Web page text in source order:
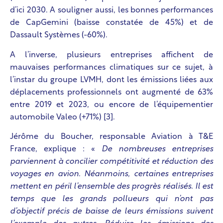
d’ici 2030. A souligner aussi, les bonnes performances
de CapGemini (baisse constatée de 45%) et de
Dassault Systèmes (-60%).
A l’inverse, plusieurs entreprises affichent de
mauvaises performances climatiques sur ce sujet, à
l’instar du groupe LVMH, dont les émissions liées aux
déplacements professionnels ont augmenté de 63%
entre 2019 et 2023, ou encore de l’équipementier
automobile Valeo (+71%) [3].
Jérôme du Boucher, responsable Aviation à T&E
France, explique : « De nombreuses entreprises
parviennent à concilier compétitivité et réduction des
voyages en avion. Néanmoins, certaines entreprises
mettent en péril l’ensemble des progrès réalisés. Il est
temps que les grands pollueurs qui n’ont pas
d’objectif précis de baisse de leurs émissions suivent